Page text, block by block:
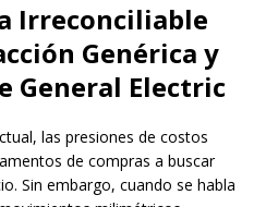
Irreconciliable
Genérica y
General Electric
las presiones de costos
de compras a buscar
Sin embargo, cuando se habla